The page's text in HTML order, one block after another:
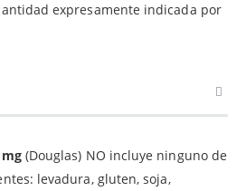
expresamente indicada por
(Douglas) NO incluye ninguno de
levadura, gluten, soja,